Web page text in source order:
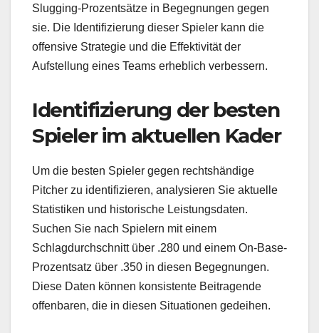
Slugging-Prozentsätze in Begegnungen gegen
sie. Die Identifizierung dieser Spieler kann die
offensive Strategie und die Effektivität der
Aufstellung eines Teams erheblich verbessern.
Identifizierung der besten
Spieler im aktuellen Kader
Um die besten Spieler gegen rechtshändige
Pitcher zu identifizieren, analysieren Sie aktuelle
Statistiken und historische Leistungsdaten.
Suchen Sie nach Spielern mit einem
Schlagdurchschnitt über .280 und einem On-Base-
Prozentsatz über .350 in diesen Begegnungen.
Diese Daten können konsistente Beitragende
offenbaren, die in diesen Situationen gedeihen.